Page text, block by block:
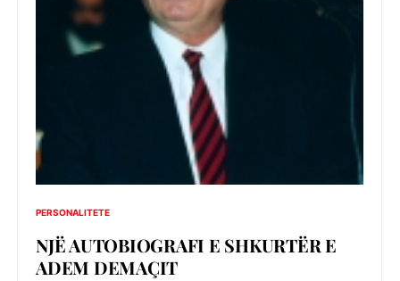
PERSONALITETE
NJË AUTOBIOGRAFI E SHKURTËR E
ADEM DEMAÇIT